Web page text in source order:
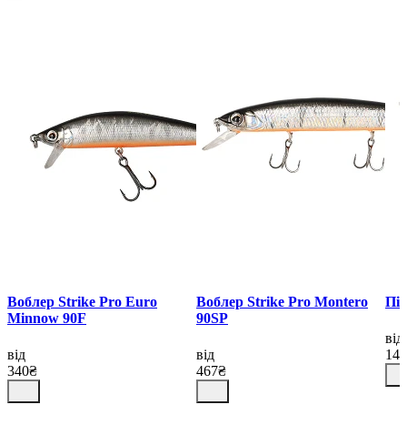
Воблер Strike Pro Euro
Minnow 90F
від
340₴
Воблер Strike Pro Montero
90SP
від
467₴
від